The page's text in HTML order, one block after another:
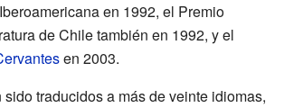
en 1992, el Premio
de Chile también en 1992, y el
en 2003.
traducidos a más de veinte idiomas,